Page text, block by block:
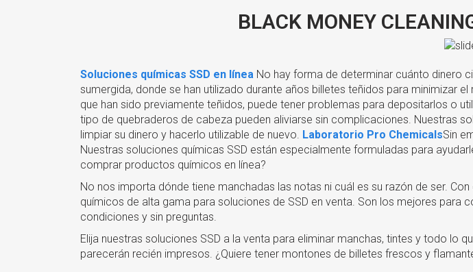
BLACK MONEY
Soluciones químicas SSD en línea No hay forma de determinar cuánto dinero
sumergida, donde se han utilizado durante años billetes teñidos para minimizar
que han sido previamente teñidos, puede tener problemas para depositarlos o
tipo de quebraderos de cabeza pueden aliviarse sin complicaciones. Nuestras
limpiar su dinero y hacerlo utilizable de nuevo. Laboratorio Pro ChemicalsSin
Nuestras soluciones químicas SSD están especialmente formuladas para
comprar productos químicos en línea?
No nos importa dónde tiene manchadas las notas ni cuál es su razón de ser.
químicos de alta gama para soluciones de SSD en venta. Son los mejores para
condiciones y sin preguntas.
Elija nuestras soluciones SSD a la venta para eliminar manchas, tintes y todo lo
parecerán recién impresos. ¿Quiere tener montones de billetes frescos y